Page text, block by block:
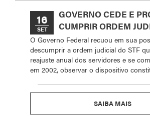
16
SET
GOVERNO CEDE E
CUMPRIR ORDEM
O Governo Federal recuou em sua
descumprir a ordem judicial do STF
reajuste anual dos servidores e se
em 2002, observar o dispositivo
SAIBA MAIS